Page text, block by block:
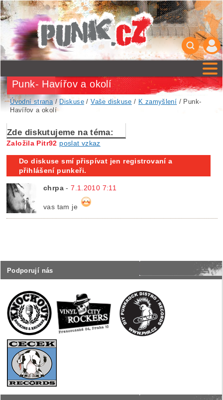
Podporují nás
Punk- Havířov a okolí
Úvodní strana/ Diskuse /Vaše diskuse / K zamyšlení / Punk-
Havířov a okolí
Zde diskutujeme na téma:
Založila Pitr92 poslat vzkaz
Do diskuse smí přispívat jen registrovaní a
přihlášení punkeři.
chrpa -7.1.2010 7:11
vas tam je